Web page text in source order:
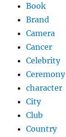
Book
Brand
Camera
Cancer
Celebrity
Ceremony
character
City
Club
Country